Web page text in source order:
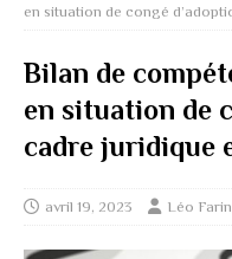
en situation de congé
Bilan de
en situation de
cadre juridique
avril 19, 2023 Léo